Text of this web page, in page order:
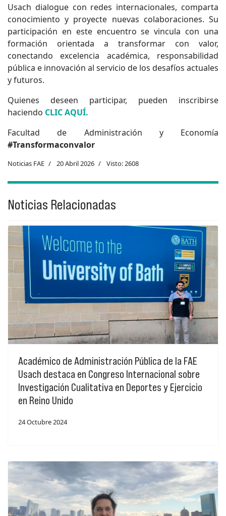
Usach dialogue con redes internacionales, comparta
conocimiento y proyecte nuevas colaboraciones. Su
participación en este encuentro se vincula con una
formación orientada a transformar con valor,
conectando excelencia académica, responsabilidad
pública e innovación al servicio de los desafíos actuales
y futuros.
Quienes deseen participar, pueden inscribirse
haciendo CLIC AQUÍ.
Facultad de Administración y Economía
#Transformaconvalor
Noticias FAE 20 Abril 2026 Visto: 2608
Noticias Relacionadas
Académico de Administración Pública de la FAE
Usach destaca en Congreso Internacional sobre
Investigación Cualitativa en Deportes y Ejercicio
en Reino Unido
24 Octubre 2024